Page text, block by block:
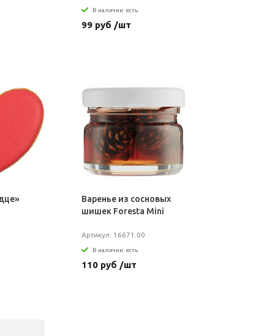
В наличии: есть
99 руб /шт
Варенье из сосновых
шишек Foresta Mini
Артикул: 16671.00
В наличии: есть
110 руб /шт